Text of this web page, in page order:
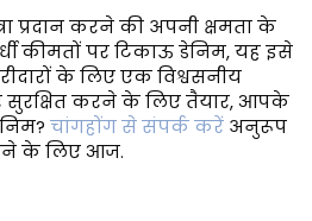
प्रदान करने की अपनी क्षमता के
कीमतों पर टिकाऊ डेनिम, यह इसे
के लिए एक विश्वसनीय
सुरक्षित करने के लिए तैयार, आपके
चांगहोंग से संपर्क करें अनुरूप
के लिए आज.